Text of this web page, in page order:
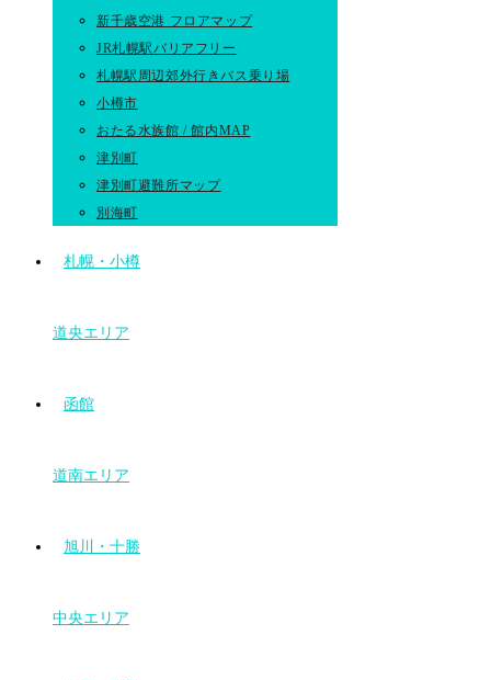
新千歳空港 フロアマップ
JR札幌駅バリアフリー
札幌駅周辺郊外行きバス乗り場
小樽市
おたる水族館 / 館内MAP
津別町
津別町避難所マップ
別海町
札幌・小樽
道央エリア
函館
道南エリア
旭川・十勝
中央エリア